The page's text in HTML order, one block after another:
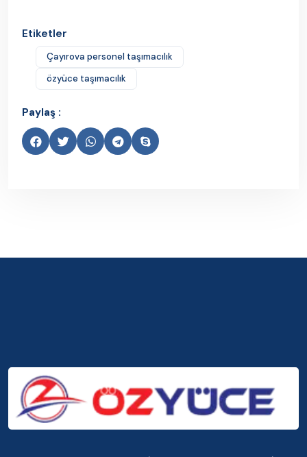
Etiketler
Çayırova personel taşımacılık
özyüce taşımacılık
Paylaş :